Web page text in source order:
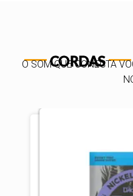
CORDAS
O SOM QUE CONECTA